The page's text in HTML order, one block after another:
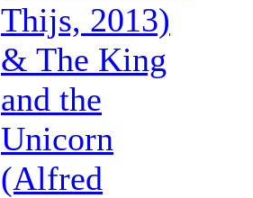
Thijs, 2013)
& The King
and the
Unicorn
(Alfred